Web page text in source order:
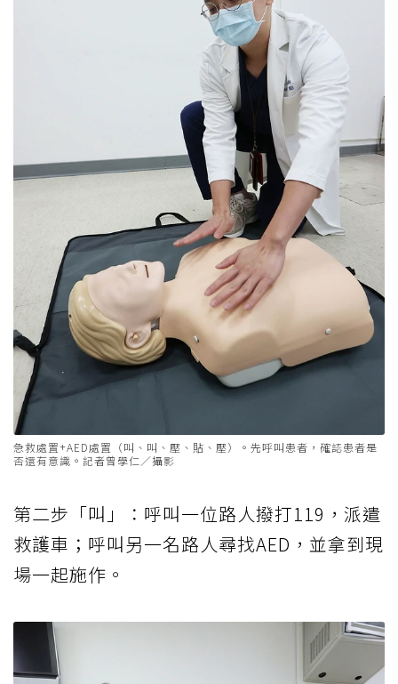
急救處置+AED處置（叫、叫、壓、貼、壓）。先呼叫患者，確認患者是
否還有意識。記者曾學仁／攝影
第二步「叫」：呼叫一位路人撥打119，派遣
救護車；呼叫另一名路人尋找AED，並拿到現
場一起施作。